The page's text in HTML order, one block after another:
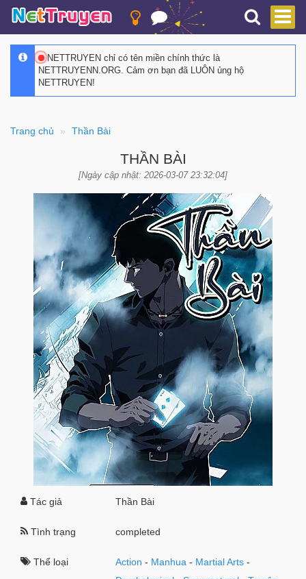
NETTRUYEN chỉ có tên miền chính thức là
NETTRUYENN.ORG. Cảm ơn bạn đã LUÔN ủng hộ
NETTRUYEN!
Trang chủ Thần Bài
THẦN BÀI
[Ngày cập nhật: 2026-03-07 23:32:04]
Tác giả Thần Bài
Tình trạng completed
Thể loại Action - Manhua - Martial Arts -